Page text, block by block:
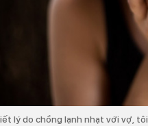
lý do chồng lạnh nhạt với vợ,